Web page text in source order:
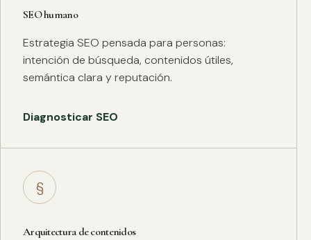
SEO humano
Estrategia SEO pensada para personas:
intención de búsqueda, contenidos útiles,
semántica clara y reputación.
Diagnosticar SEO
§
Arquitectura de contenidos